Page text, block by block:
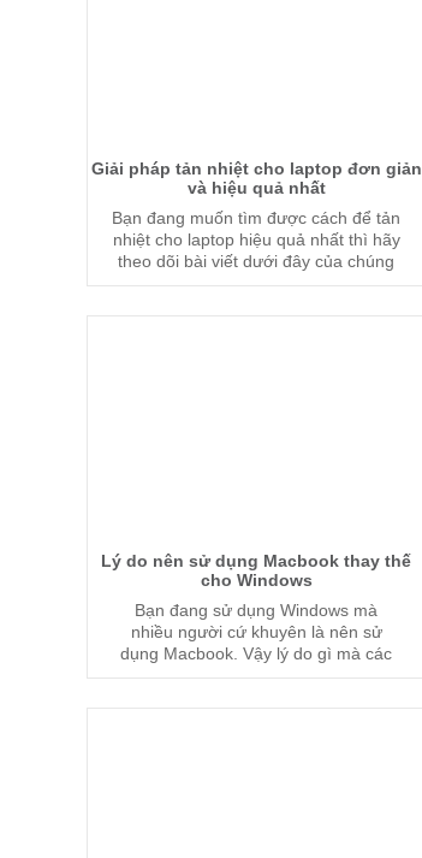
Giải pháp tản nhiệt cho laptop đơn giản
và hiệu quả nhất
Bạn đang muốn tìm được cách để tản
nhiệt cho laptop hiệu quả nhất thì hãy
theo dõi bài viết dưới đây của chúng
tôi để tìm hiểu thêm.
Lý do nên sử dụng Macbook thay thế
cho Windows
Bạn đang sử dụng Windows mà
nhiều người cứ khuyên là nên sử
dụng Macbook. Vậy lý do gì mà các
bạn nên sử dụng Macbook để thay